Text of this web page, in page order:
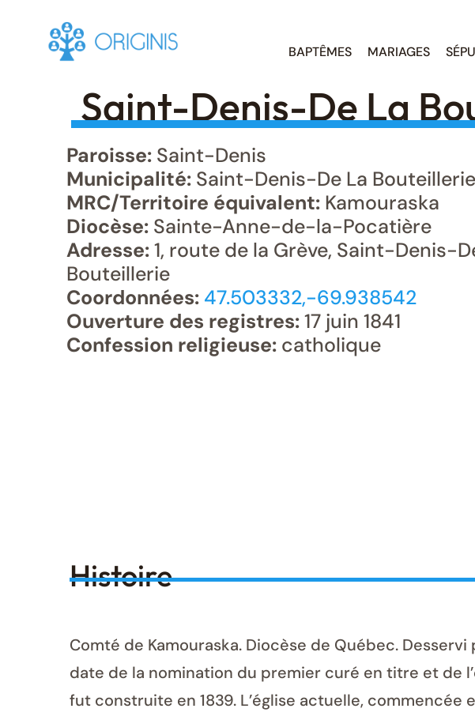
BAPTÊMES MARIAGES
Saint-Denis-De La
Paroisse: Saint-Denis
Municipalité: Saint-Denis-De La Bouteillerie
MRC/Territoire équivalent: Kamouraska
Diocèse: Sainte-Anne-de-la-Pocatière
Adresse:1, route de la Grève, Saint-Denis-
Bouteillerie
Coordonnées: 47.503332,-69.938542
Ouverture des registres:17 juin 1841
Confession religieuse: catholique
Histoire
Comté de Kamouraska. Diocèse de Québec.
date de la nomination du premier curé en titre et de
fut construite en 1839. L’église actuelle, commencée